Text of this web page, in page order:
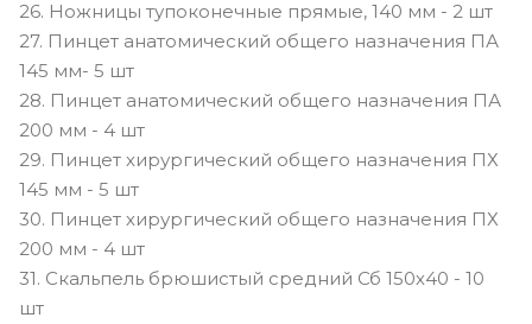
26. Ножницы тупоконечные прямые, 140 мм - 2 шт
27. Пинцет анатомический общего назначения ПА
145 мм- 5 шт
28. Пинцет анатомический общего назначения ПА
200 мм - 4 шт
29. Пинцет хирургический общего назначения ПХ
145 мм - 5 шт
30. Пинцет хирургический общего назначения ПХ
200 мм - 4 шт
31. Скальпель брюшистый средний Сб 150х40 - 10
шт